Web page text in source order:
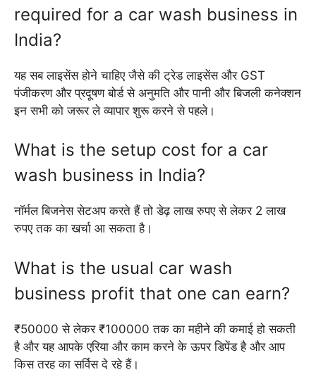
required for a car wash business in
India?
यह सब लाइसेंस होने चाहिए जैसे की ट्रेड लाइसेंस और GST
पंजीकरण और प्रदूषण बोर्ड से अनुमति और पानी और बिजली कनेक्शन
इन सभी को जरूर ले व्यापार शुरू करने से पहले।
What is the setup cost for a car
wash business in India?
नॉर्मल बिजनेस सेटअप करते हैं तो डेढ़ लाख रुपए से लेकर 2 लाख
रुपए तक का खर्चा आ सकता है।
What is the usual car wash
business profit that one can earn?
₹50000 से लेकर ₹100000 तक का महीने की कमाई हो सकती
है और यह आपके एरिया और काम करने के ऊपर डिपेंड है और आप
किस तरह का सर्विस दे रहे हैं।